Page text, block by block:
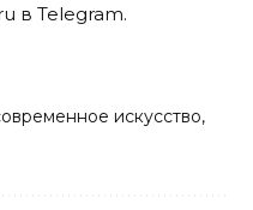
в Telegram.
искусство